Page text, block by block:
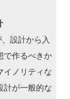
設計から入
で作るべきか
イノリティな
計が一般的な